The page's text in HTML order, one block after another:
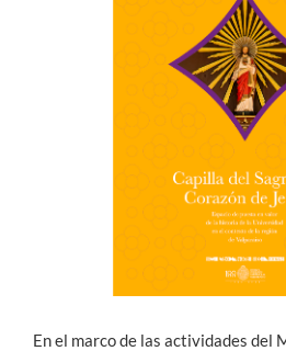
En el marco de las actividades del